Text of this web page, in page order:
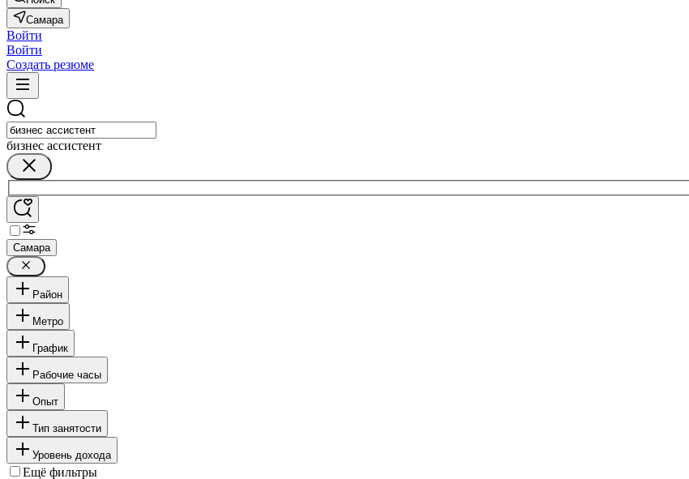
Самара
Войти
Войти
Создать резюме
бизнес ассистент
Самара
Район
Метро
График
Рабочие часы
Опыт
Тип занятости
Уровень дохода
Ещё фильтры